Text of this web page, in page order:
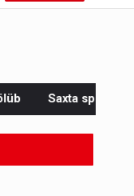
niyə korluğa